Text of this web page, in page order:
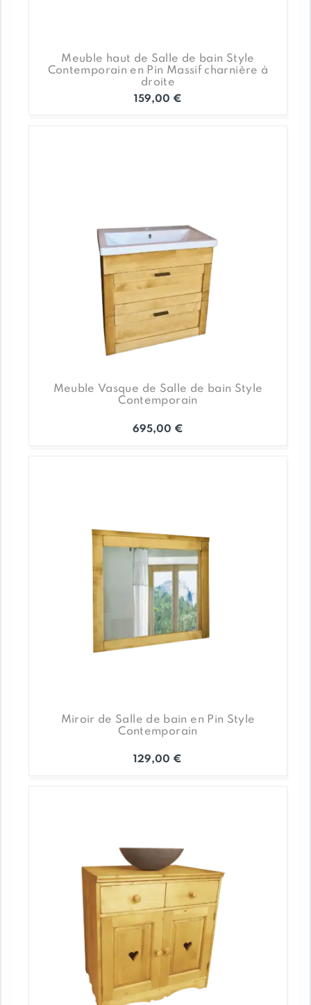
Meuble haut de Salle de bain Style
Contemporain en Pin Massif charnière à
droite
159,00 €
Meuble Vasque de Salle de bain Style
Contemporain
695,00 €
Miroir de Salle de bain en Pin Style
Contemporain
129,00 €